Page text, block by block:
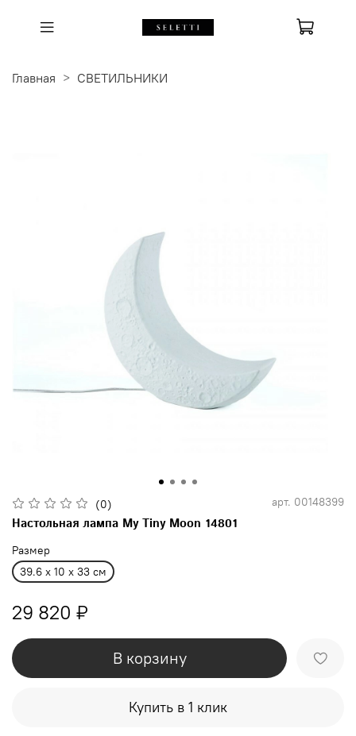
Главная СВЕТИЛЬНИКИ
(0) арт. 00148399
Настольная лампа My Tiny Moon 14801
Размер
39.6 x 10 x 33 см
29 820 ₽
В корзину
Купить в 1 клик